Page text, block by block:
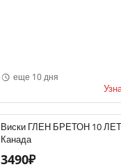
еще 10 дня
Виски ГЛЕН БРЕТОН 10 ЛЕТ
Канада
3490₽